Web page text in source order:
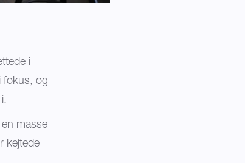
i
fokus, og
masse
kejtede